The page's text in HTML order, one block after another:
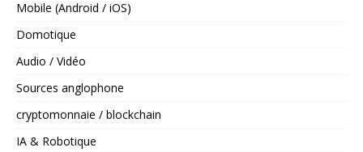
Mobile (Android / iOS)
Domotique
Audio / Vidéo
Sources anglophone
cryptomonnaie / blockchain
IA & Robotique